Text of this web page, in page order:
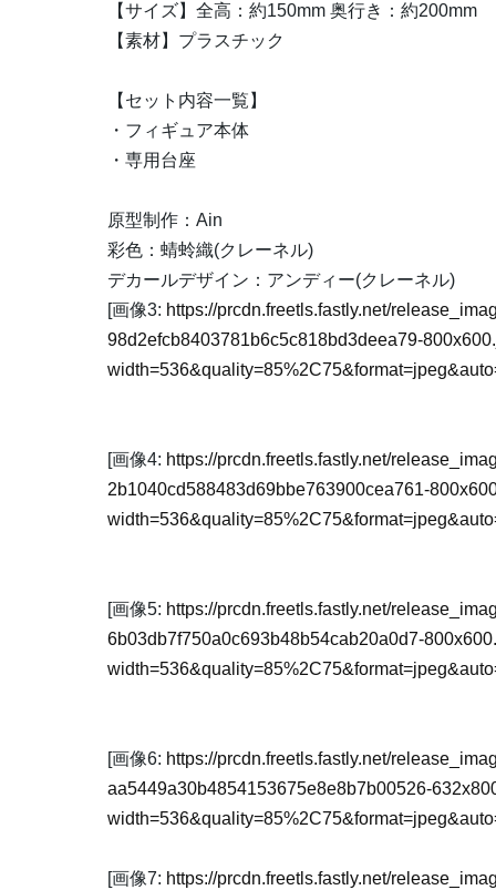
【サイズ】全高：約150mm 奥行き：約200mm
【素材】プラスチック
【セット内容一覧】
・フィギュア本体
・専用台座
原型制作：Ain
彩色：蜻蛉織(クレーネル)
デカールデザイン：アンディー(クレーネル)
[画像3: https://prcdn.freetls.fastly.net/
98d2efcb8403781b6c5c818bd3deea79-
[画像4: https://prcdn.freetls.fastly.net/
2b1040cd588483d69bbe763900cea761-
[画像5: https://prcdn.freetls.fastly.net/
6b03db7f750a0c693b48b54cab20a0d7-
[画像6: https://prcdn.freetls.fastly.net/
aa5449a30b4854153675e8e8b7b00526-
[画像7: https://prcdn.freetls.fastly.net/